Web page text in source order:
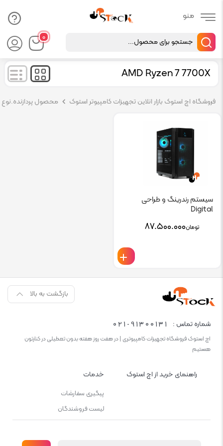
۰
Products
search
AMD Ryzen 7 7700X
فروشگاه اچ استوک بازار انلاین تجهیزات کامپیوتر استوک محصول پردازنده.نوع
سیستم رندرینگ و طراحی
Digital
تومان۸۷.۵۰۰.۰۰۰
بازگشت به بالا
شماره تماس : 021-91300131
اچ استوک فروشگاه تجهیزات کامپیوتری | در هفت روز هفته بدون تعطیلی در کنارتون
هستیم
راهنمای خرید از اچ استوک خدمات
پیگیری سفارشات
لیست فروشندگان